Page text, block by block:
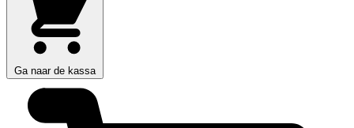
Ga naar de kassa